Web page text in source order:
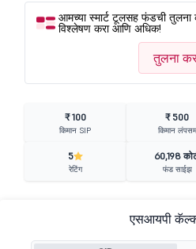
आमच्या स्मार्ट टूलसह फंडची तुलना
विश्लेषण करा आणि अधिक!
तुलना
₹ 100
किमान SIP
₹ 500
किमान लंपसम
5
रेटिंग
60,198
फंड साईझ
एसआयपी